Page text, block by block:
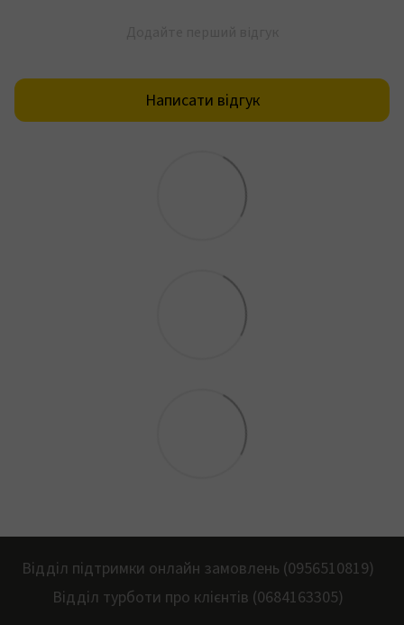
Написати відгук
Відділ підтримки онлайн замовлень (0956510819)
Відділ турботи про клієнтів (0684163305)